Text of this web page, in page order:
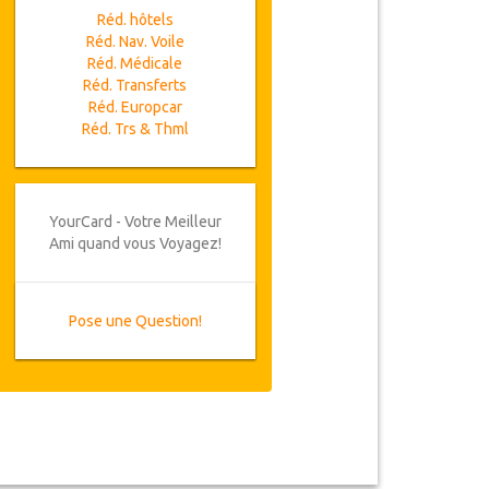
Réd. hôtels
Réd. Nav. Voile
Réd. Médicale
Réd. Transferts
Réd. Europcar
Réd. Trs & Thml
YourCard - Votre Meilleur
Ami quand vous Voyagez!
Pose une Question!